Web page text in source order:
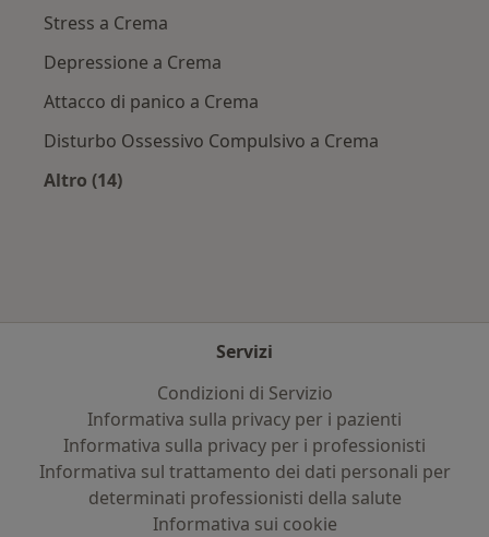
Stress a Crema
Depressione a Crema
Attacco di panico a Crema
Disturbo Ossessivo Compulsivo a Crema
Altro (14)
Servizi
Condizioni di Servizio
Informativa sulla privacy per i pazienti
Informativa sulla privacy per i professionisti
Informativa sul trattamento dei dati personali per
determinati professionisti della salute
Informativa sui cookie